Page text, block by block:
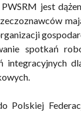
jest
spotkań
integracyjnych
Polskiej